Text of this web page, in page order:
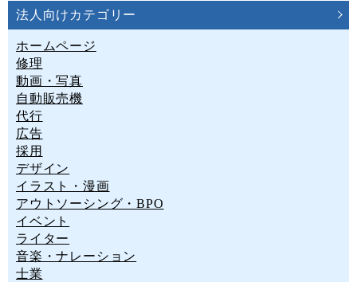
法人向けカテゴリー
ホームページ
修理
動画・写真
自動販売機
代行
広告
採用
デザイン
イラスト・漫画
アウトソーシング・BPO
イベント
ライター
音楽・ナレーション
士業